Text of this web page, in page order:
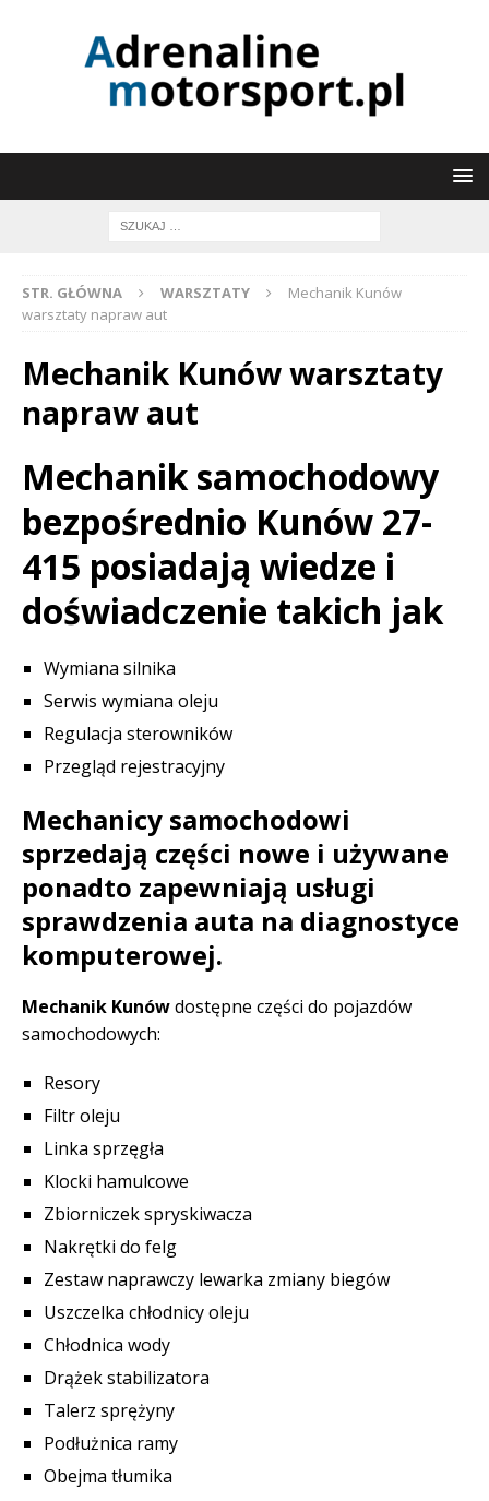
STR. GŁÓWNA WARSZTATY
Mechanik Kunów
warsztaty napraw aut
Mechanik Kunów warsztaty
napraw aut
Mechanik samochodowy
bezpośrednio Kunów 27-
415 posiadają wiedze i
doświadczenie takich jak
Wymiana silnika
Serwis wymiana oleju
Regulacja sterowników
Przegląd rejestracyjny
Mechanicy samochodowi
sprzedają części nowe i używane
ponadto zapewniają usługi
sprawdzenia auta na diagnostyce
komputerowej.
Mechanik Kunówdostępne części do pojazdów
samochodowych:
Resory
Filtr oleju
Linka sprzęgła
Klocki hamulcowe
Zbiorniczek spryskiwacza
Nakrętki do felg
Zestaw naprawczy lewarka zmiany biegów
Uszczelka chłodnicy oleju
Chłodnica wody
Drążek stabilizatora
Talerz sprężyny
Podłużnica ramy
Obejma tłumika